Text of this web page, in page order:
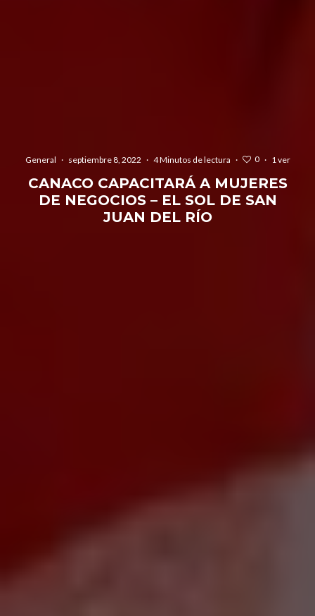
General · septiembre 8, 2022 · 4 Minutos de lectura · 0 · 1 ver
CANACO CAPACITARÁ A MUJERES
DE NEGOCIOS – EL SOL DE SAN
JUAN DEL RÍO